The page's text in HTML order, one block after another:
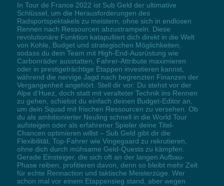
In Tour de France 2022 ist Sub Geld der ultimative
Schlüssel, um die Herausforderungen des
Radsportspektakels zu meistern, ohne sich in endlosen
Rennen nach Ressourcen abzustrampeln. Diese
revolutionäre Funktion katapultiert dich direkt in die Welt
von Kohle, Budget und strategischen Möglichkeiten,
sodass du dein Team mit High-End-Ausrüstung wie
Carbonräder ausstatten, Fahrer-Attribute maximieren
oder in prestigeträchtige Etappen investieren kannst,
während die nervige Jagd nach begrenzten Finanzen der
Vergangenheit angehört. Stell dir vor: Du stehst vor der
Alpe d’Huez, doch statt mit veralteter Technik ins Rennen
zu gehen, schiebst du einfach deinen Budget-Editor an,
um dein Squad mit frischen Ressourcen zu versehen. Ob
du als ambitionierter Neuling schnell in die World Tour
aufsteigen oder als erfahrener Spieler deine Titel-
Chancen optimieren willst – Sub Geld gibt dir die
Flexibilität, Top-Fahrer wie Vingegaard zu rekrutieren,
ohne dich durch mühsame Geld-Quests zu kämpfen.
Gerade Einsteiger, die sich oft an der langen Aufbau-
Phase reiben, profitieren davon, denn so bleibt mehr Zeit
für echte Rennaction und taktische Meisterzüge. Wer
schon mal vor einem Etappensieg stand, aber wegen